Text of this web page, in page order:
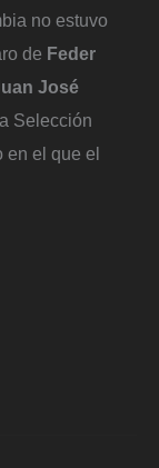
no estuvo
de Feder
José
Selección
el que el